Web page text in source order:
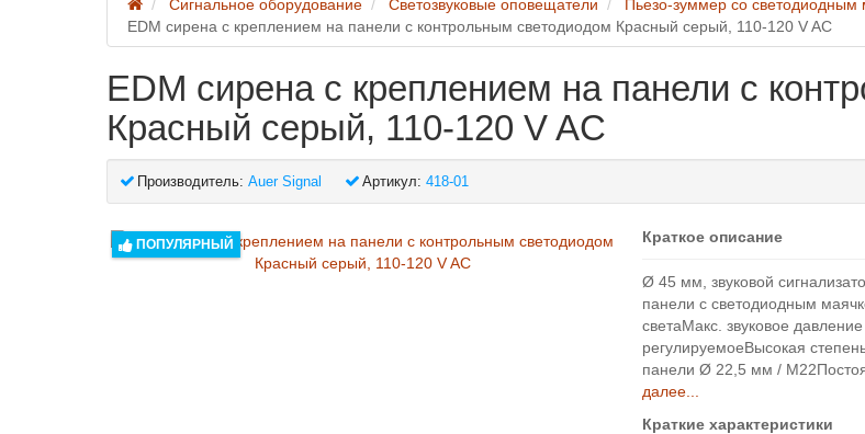
Сигнальное оборудование Светозвуковые оповещатели
Пьезо-зуммер со светодиодным
EDM сирена с креплением на панели с контрольным светодиодом Красный серый, 110-120 V AC
EDM сирена с креплением на панели с
Красный серый, 110-120 V AC
Производитель: Auer Signal Артикул: 418-01
ПОПУЛЯРНЫЙ Краткое описание
Ø 45 мм, звуковой
панели с светодиодным
светаМакс. звуковое
регулируемоеВысокая
панели Ø 22,5 мм /
далее...
Краткие характеристики